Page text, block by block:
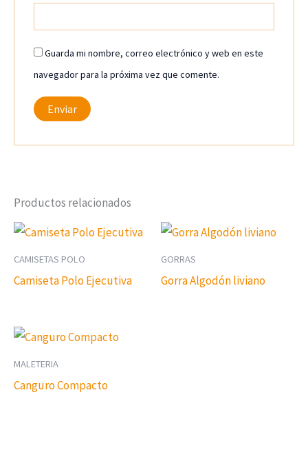
Guarda mi nombre, correo electrónico y web en este
navegador para la próxima vez que comente.
Productos relacionados
CAMISETAS POLO
Camiseta Polo Ejecutiva
GORRAS
Gorra Algodón liviano
MALETERIA
Canguro Compacto